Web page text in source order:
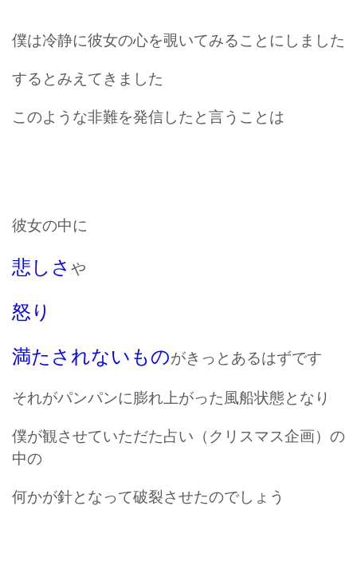
僕は冷静に彼女の心を覗いてみることにしました
するとみえてきました
このような非難を発信したと言うことは
彼女の中に
悲しさ や
怒り
満たされないものがきっとあるはずです
それがパンパンに膨れ上がった風船状態となり
僕が観させていただた占い（クリスマス企画）の
中の
何かが針となって破裂させたのでしょう